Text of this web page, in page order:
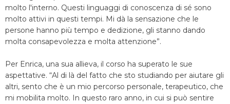
molto l'interno. Questi linguaggi di conoscenza di sé sono
molto attivi in ​​questi tempi. Mi dà la sensazione che le
persone hanno più tempo e dedizione, gli stanno dando
molta consapevolezza e molta attenzione”.
Per Enrica, una sua allieva, il corso ha superato le sue
aspettative. “Al di là del fatto che sto studiando per aiutare gli
altri, sento che è un mio percorso personale, terapeutico, che
mi mobilita molto. In questo raro anno, in cui si può sentire